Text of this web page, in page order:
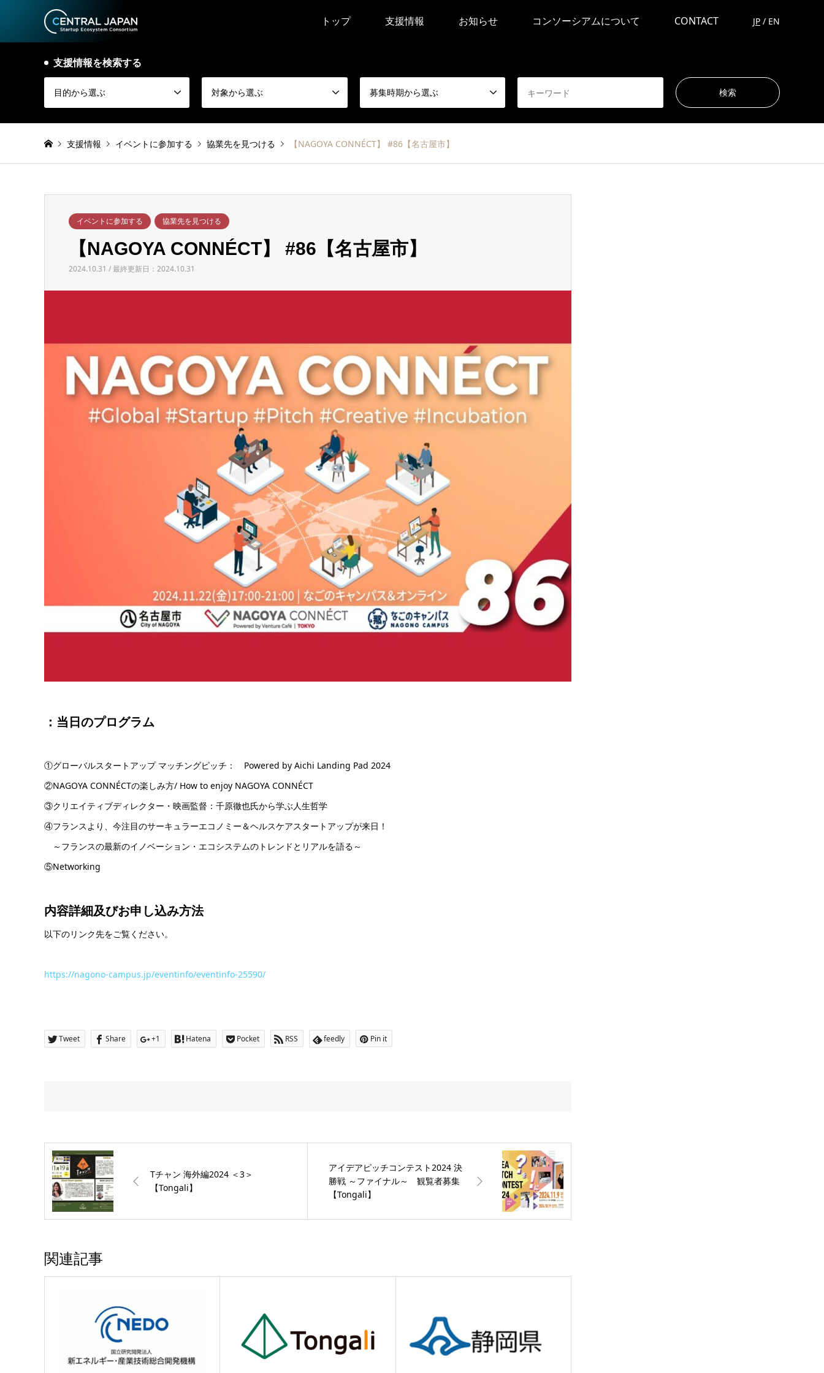
トップ 支援情報 お知らせ コンソーシアムについて CONTACT JP / EN
支援情報を検索する
目的から選ぶ 対象から選ぶ 募集時期から選ぶ
支援情報 イベントに参加する 協業先を見つける 【NAGOYA CONNÉCT】 #86【名古屋市】
イベントに参加する 協業先を見つける
【NAGOYA CONNÉCT】 #86【名古屋市】
2024.10.31 / 最終更新日：2024.10.31
：当日のプログラム
①グローバルスタートアップ マッチングピッチ： Powered by Aichi Landing Pad 2024
②NAGOYA CONNÉCTの楽しみ方/ How to enjoy NAGOYA CONNÉCT
③クリエイティブディレクター・映画監督：千原徹也氏から学ぶ人生哲学
④フランスより、今注目のサーキュラーエコノミー＆ヘルスケアスタートアップが来日！
～フランスの最新のイノベーション・エコシステムのトレンドとリアルを語る～
⑤Networking
内容詳細及びお申し込み方法
以下のリンク先をご覧ください。
https://nagono-campus.jp/eventinfo/eventinfo-25590/
Tweet Share +1 Hatena Pocket RSS feedly Pin it
Tチャン 海外編2024 ＜3＞
【Tongali】
アイデアピッチコンテスト2024 決
勝戦 ～ファイナル～ 観覧者募集
【Tongali】
関連記事